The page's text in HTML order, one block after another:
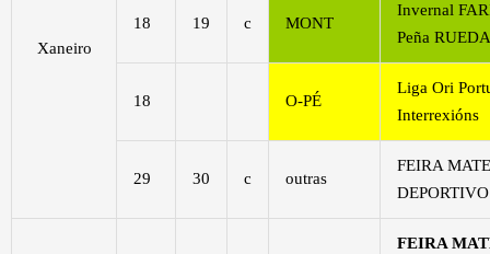
Xaneiro
18 19 c MONT
Invernal
Peña RUEDA
18 O-PÉ
Liga Ori
Interrexións
29 30 c outras
FEIRA
DEPORTIVO
FEIRA